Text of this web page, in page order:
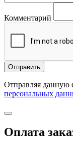
Комментарий
Отправить
Отправляя данную
персональных
Оплата